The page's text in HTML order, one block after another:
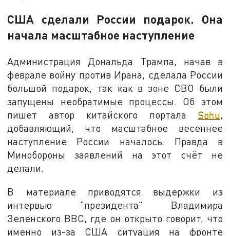
США сделали России подарок. Она
начала масштабное наступление
Администрация Дональда Трампа, начав в
феврале войну против Ирана, сделала России
большой подарок, так как в зоне СВО были
запущены необратимые процессы. Об этом
пишет автор китайского портала Sohu,
добавляющий, что масштабное весеннее
наступление России началось. Правда в
Минобороны заявлений на этот счёт не
делали.
В материале приводятся выдержки из
интервью "президента" Владимира
Зеленского BBC, где он открыто говорит, что
именно из-за США ситуация на фронте